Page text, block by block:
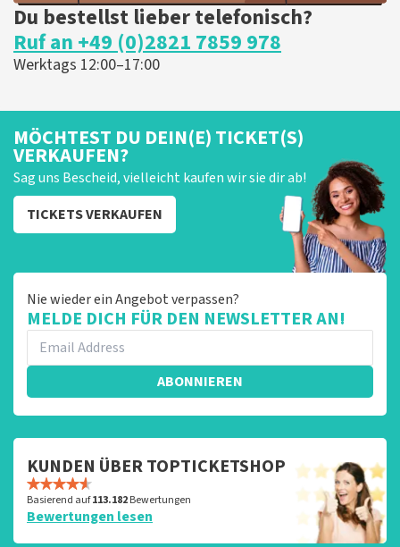
Du bestellst lieber telefonisch?
Ruf an +49 (0)2821 7859 978
Werktags 12:00–17:00
MÖCHTEST DU DEIN(E) TICKET(S)
VERKAUFEN?
Sag uns Bescheid, vielleicht kaufen wir sie dir ab!
TICKETS VERKAUFEN
Nie wieder ein Angebot verpassen?
MELDE DICH FÜR DEN NEWSLETTER AN!
ABONNIEREN
KUNDEN ÜBER TOPTICKETSHOP
Basierend auf113.182Bewertungen
Bewertungen lesen